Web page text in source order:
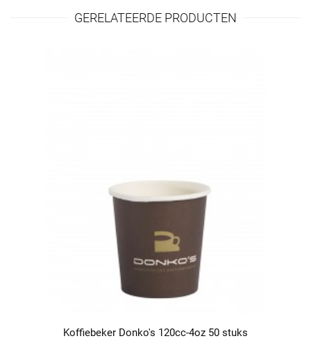
GERELATEERDE PRODUCTEN
Koffiebeker Donko's 120cc-4oz 50 stuks